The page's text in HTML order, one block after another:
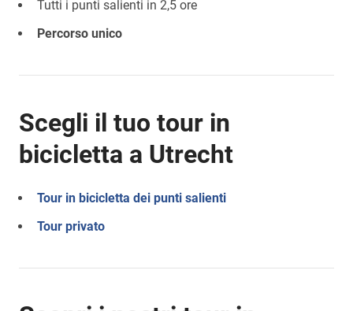
Tutti i punti salienti in 2,5 ore
Percorso unico
Scegli il tuo tour in
bicicletta a Utrecht
Tour in bicicletta dei punti salienti
Tour privato